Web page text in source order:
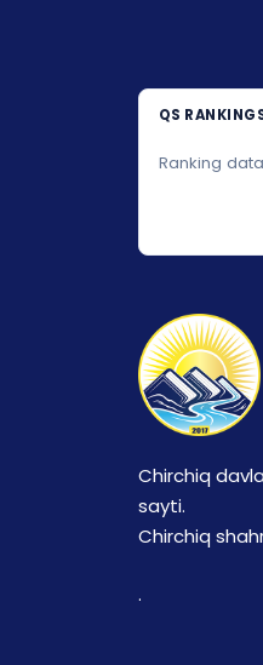
QS
Ranking
Chirchiq
sayti.
Chirchiq
.